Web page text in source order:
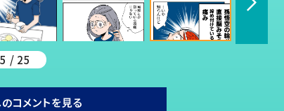
5 / 25
コメントを見る